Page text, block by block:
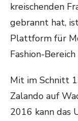
kreischenden
gebrannt hat,
Plattform für
Fashion-
Mit im Schnitt
Zalando auf
2016 kann das